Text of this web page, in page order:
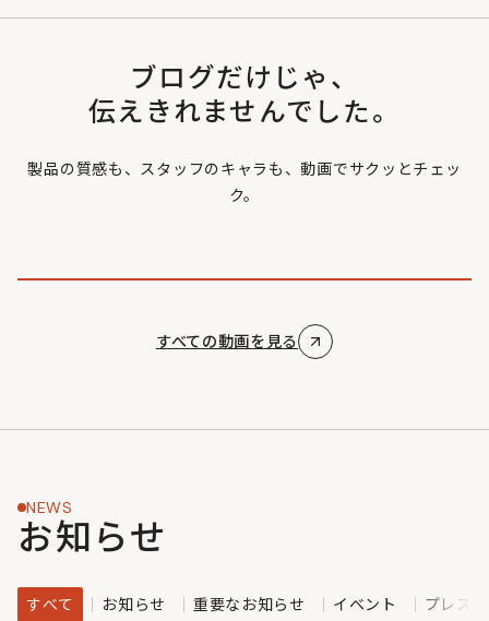
ブログだけじゃ、
伝えきれませんでした。
製品の質感も、スタッフのキャラも、動画でサクッとチェッ
ク。
すべての動画を見る
NEWS
お知らせ
すべて お知らせ 重要なお知らせ イベント プレス